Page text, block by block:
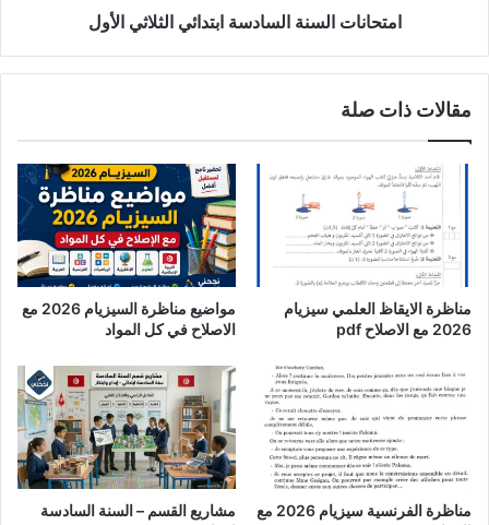
امتحانات السنة السادسة ابتدائي الثلاثي الأول
مقالات ذات صلة
مناظرة الايقاظ العلمي سيزيام
2026 مع الاصلاح pdf
مواضيع مناظرة السيزيام 2026 مع
الاصلاح في كل المواد
مناظرة الفرنسية سيزيام 2026 مع
مشاريع القسم – السنة السادسة